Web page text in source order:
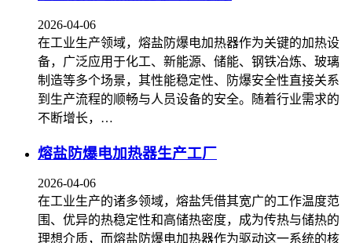
2026-04-06
在工业生产领域，熔盐防爆电加热器作为关键的加热设
备，广泛应用于化工、新能源、储能、钢铁冶炼、玻璃
制造等多个场景，其性能稳定性、防爆安全性直接关系
到生产流程的顺畅与人员设备的安全。随着行业需求的
不断增长，…
熔盐防爆电加热器生产工厂
2026-04-06
在工业生产的诸多领域，熔盐凭借其宽广的工作温度范
围、优异的热稳定性和高储热密度，成为传热与储热的
理想介质，而熔盐防爆电加热器作为驱动这一系统的核